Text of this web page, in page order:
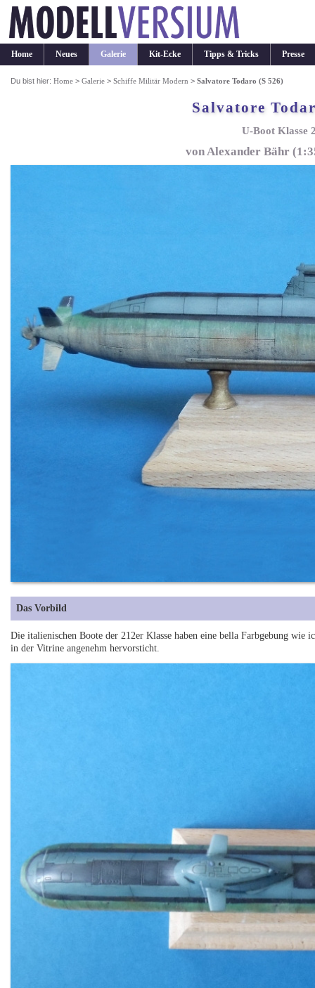
Home Neues Galerie Kit-Ecke Tipps & Tricks Presse
Du bist hier:Home >Galerie >Schiffe Militär Modern >Salvatore Todaro (S 526)
Salvatore
U-Boot Klasse
von Alexander Bähr
Das Vorbild
Die italienischen Boote der 212er Klasse haben eine bella Farbgebung wie
in der Vitrine angenehm hervorsticht.